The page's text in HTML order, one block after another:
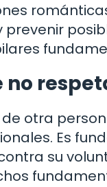
no
otra
Es
su